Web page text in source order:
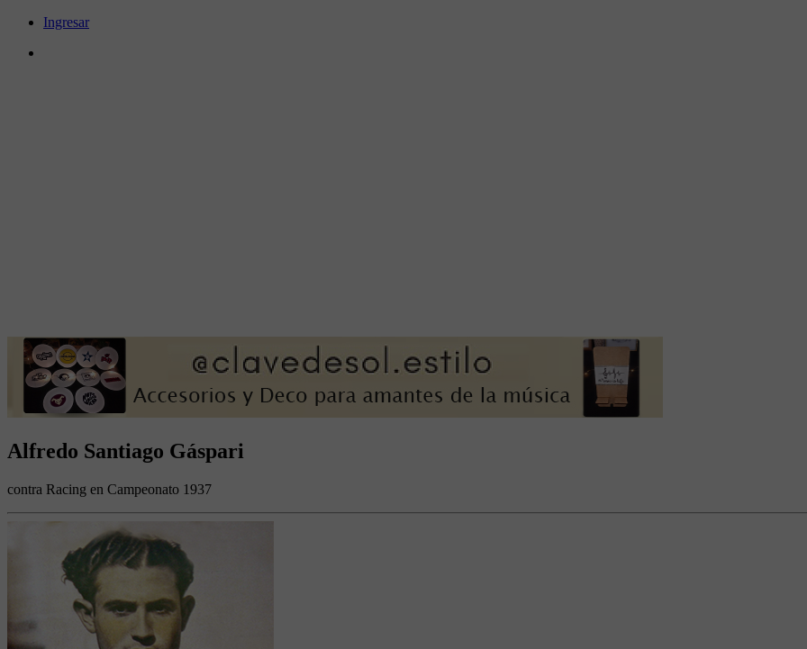
Ingresar
Alfredo Santiago Gáspari
contra Racing en Campeonato 1937